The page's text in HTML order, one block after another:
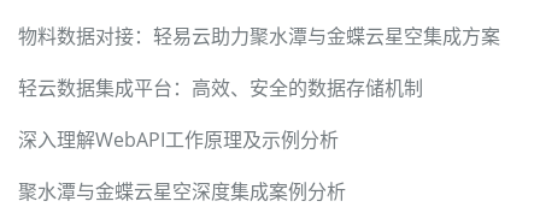
物料数据对接：轻易云助力聚水潭与金蝶云星空集成方案
轻云数据集成平台：高效、安全的数据存储机制
深入理解WebAPI工作原理及示例分析
聚水潭与金蝶云星空深度集成案例分析